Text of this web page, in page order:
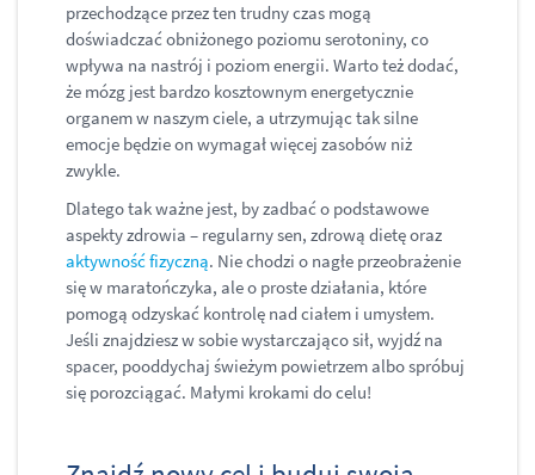
przechodzące przez ten trudny czas mogą
doświadczać obniżonego poziomu serotoniny, co
wpływa na nastrój i poziom energii. Warto też dodać,
że mózg jest bardzo kosztownym energetycznie
organem w naszym ciele, a utrzymując tak silne
emocje będzie on wymagał więcej zasobów niż
zwykle.
Dlatego tak ważne jest, by zadbać o podstawowe
aspekty zdrowia – regularny sen, zdrową dietę oraz
aktywność fizyczną. Nie chodzi o nagłe przeobrażenie
się w maratończyka, ale o proste działania, które
pomogą odzyskać kontrolę nad ciałem i umysłem.
Jeśli znajdziesz w sobie wystarczająco sił, wyjdź na
spacer, pooddychaj świeżym powietrzem albo spróbuj
się porozciągać. Małymi krokami do celu!